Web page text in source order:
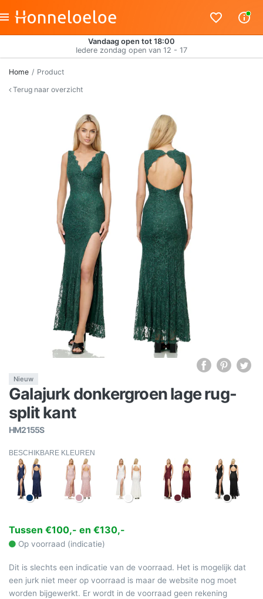
Vandaag open tot 18:00
Iedere zondag open van 12 - 17
Home
Product
Terug naar overzicht
Nieuw
Galajurk donkergroen lage rug-
split kant
HM2155S
BESCHIKBARE KLEUREN
Tussen €100,- en €130,-
Op voorraad (indicatie)
Dit is slechts een indicatie van de voorraad. Het is mogelijk dat
een jurk niet meer op voorraad is maar de website nog moet
worden bijgewerkt. Er wordt in de voorraad geen rekening